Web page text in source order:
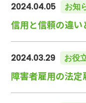
2024.04.05 お知
信用と信頼の違い
2024.03.29 お役
障害者雇用の法